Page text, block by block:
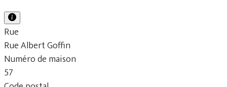
Rue
Rue Albert Goffin
Numéro de maison
57